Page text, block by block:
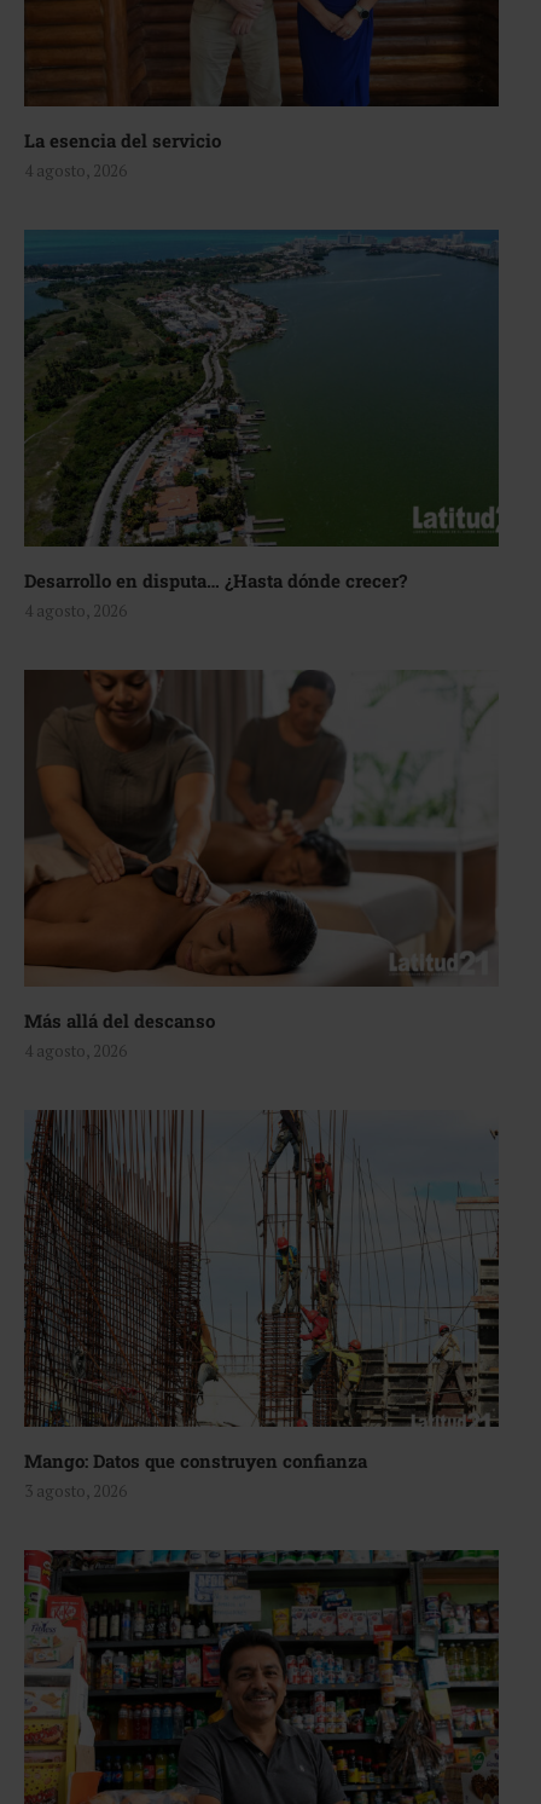
La esencia del servicio
4 agosto, 2026
Desarrollo en disputa… ¿Hasta dónde crecer?
4 agosto, 2026
Más allá del descanso
4 agosto, 2026
Mango: Datos que construyen confianza
3 agosto, 2026